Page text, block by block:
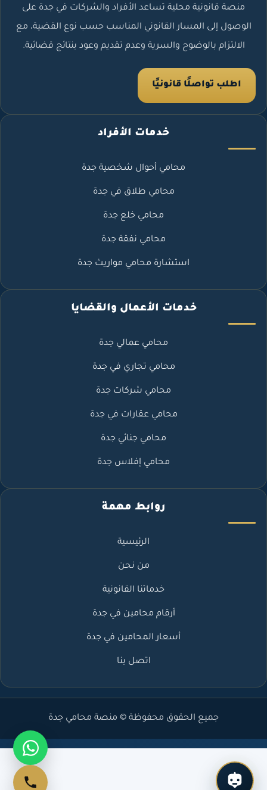
منصة قانونية محلية تساعد الأفراد والشركات في جدة على
الوصول إلى المسار القانوني المناسب حسب نوع القضية، مع
الالتزام بالوضوح والسرية وعدم تقديم وعود بنتائج قضائية.
اطلب تواصلًا قانونيًا
خدمات الأفراد
محامي أحوال شخصية جدة
محامي طلاق في جدة
محامي خلع جدة
محامي نفقة جدة
استشارة محامي مواريث جدة
خدمات الأعمال والقضايا
محامي عمالي جدة
محامي تجاري في جدة
محامي شركات جدة
محامي عقارات في جدة
محامي جنائي جدة
محامي إفلاس جدة
روابط مهمة
الرئيسية
من نحن
خدماتنا القانونية
أرقام محامين في جدة
أسعار المحامين في جدة
اتصل بنا
جميع الحقوق محفوظة © منصة محامي جدة